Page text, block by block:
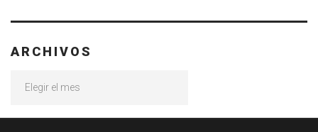
ARCHIVOS